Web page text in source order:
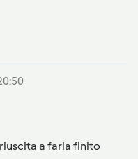
a farla finito